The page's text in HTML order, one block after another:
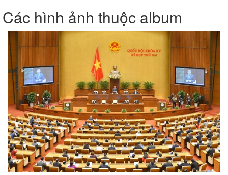
Các hình ảnh thuộc album